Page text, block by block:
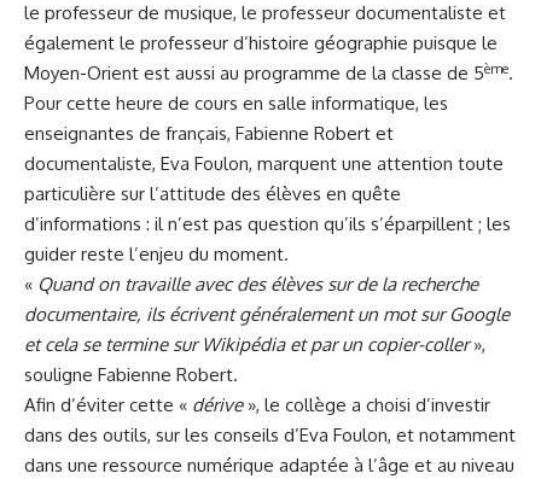
le professeur de musique, le professeur documentaliste et
également le professeur d’histoire géographie puisque le
Moyen-Orient est aussi au programme de la classe de 5ème.
Pour cette heure de cours en salle informatique, les
enseignantes de français, Fabienne Robert et
documentaliste, Eva Foulon, marquent une attention toute
particulière sur l’attitude des élèves en quête
d’informations : il n’est pas question qu’ils s’éparpillent ; les
guider reste l’enjeu du moment.
« Quand on travaille avec des élèves sur de la recherche
documentaire, ils écrivent généralement un mot sur Google
et cela se termine sur Wikipédia et par un copier-coller»,
souligne Fabienne Robert.
Afin d’éviter cette « dérive», le collège a choisi d’investir
dans des outils, sur les conseils d’Eva Foulon, et notamment
dans une ressource numérique adaptée à l’âge et au niveau